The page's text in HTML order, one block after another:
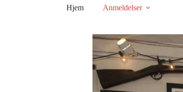
Hjem Anmeldelser